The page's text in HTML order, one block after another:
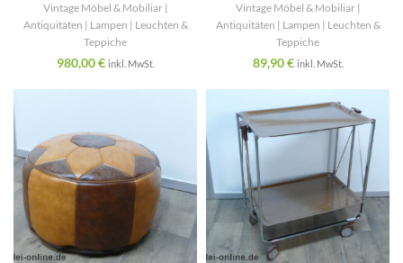
Vintage Möbel & Mobiliar |
Antiquitäten | Lampen | Leuchten &
Teppiche
980,00€ inkl. MwSt.
Vintage Möbel & Mobiliar |
Antiquitäten | Lampen | Leuchten &
Teppiche
89,90€ inkl. MwSt.